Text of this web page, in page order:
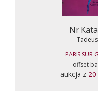
Nr
PARIS SUR
offset
aukcja z